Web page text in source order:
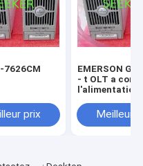
7626CM
prix
EMERSON
- t OLT a
l'alimentation
Meilleur